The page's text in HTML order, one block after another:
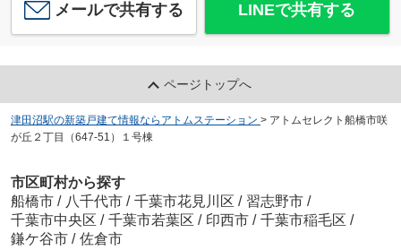
メールで共有する LINEで共有する
ページトップへ
津田沼駅の新築戸建て情報ならアトムステーション > アトムセレクト船橋市咲
が丘２丁目（647-51）１号棟
市区町村から探す
船橋市 / 八千代市 / 千葉市花見川区 / 習志野市 /
千葉市中央区 / 千葉市若葉区 / 印西市 / 千葉市稲毛区 /
鎌ケ谷市 / 佐倉市